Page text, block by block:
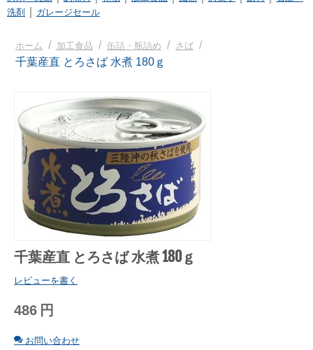
洗剤
ガレージセール
ホーム / 加工食品 / 缶詰・瓶詰め / さば /
千葉産直 とろさば 水煮 180ｇ
千葉産直 とろさば 水煮 180ｇ
レビューを書く
486 円
お問い合わせ